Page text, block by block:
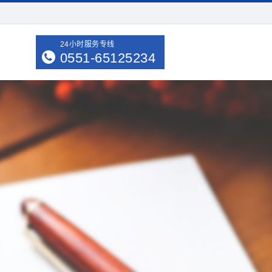
24小时服务专线
0551-65125234